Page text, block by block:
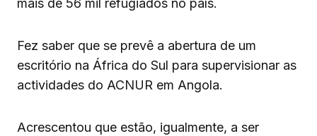
mais de 56 mil refugiados no país.
Fez saber que se prevê a abertura de um
escritório na África do Sul para supervisionar as
actividades do ACNUR em Angola.
Acrescentou que estão, igualmente, a ser